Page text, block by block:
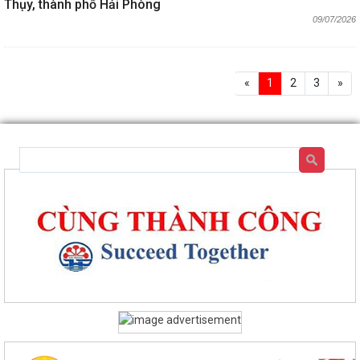
Thụy, thành phố Hải Phòng
09/07/2026
« 1 2 3 »